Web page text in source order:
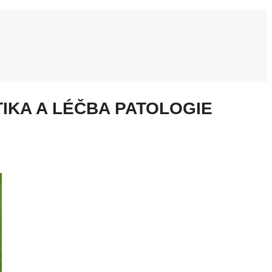
A LÉČBA PATOLOGIE